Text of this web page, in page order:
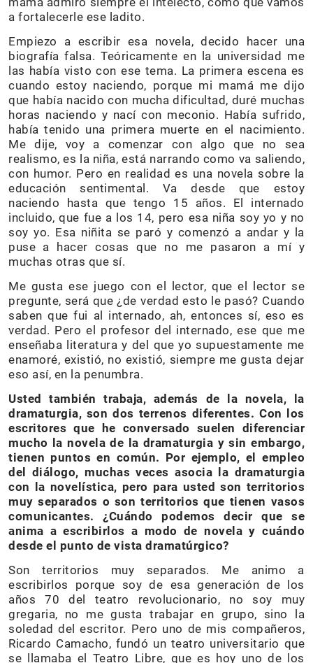
a fortalecerle ese ladito.
Empiezo a escribir esa novela, decido hacer una
biografía falsa. Teóricamente en la universidad me
las había visto con ese tema. La primera escena es
cuando estoy naciendo, porque mi mamá me dijo
que había nacido con mucha dificultad, duré muchas
horas naciendo y nací con meconio. Había sufrido,
había tenido una primera muerte en el nacimiento.
Me dije, voy a comenzar con algo que no sea
realismo, es la niña, está narrando como va saliendo,
con humor. Pero en realidad es una novela sobre la
educación sentimental. Va desde que estoy
naciendo hasta que tengo 15 años. El internado
incluido, que fue a los 14, pero esa niña soy yo y no
soy yo. Esa niñita se paró y comenzó a andar y la
puse a hacer cosas que no me pasaron a mí y
muchas otras que sí.
Me gusta ese juego con el lector, que el lector se
pregunte, será que ¿de verdad esto le pasó? Cuando
saben que fui al internado, ah, entonces sí, eso es
verdad. Pero el profesor del internado, ese que me
enseñaba literatura y del que yo supuestamente me
enamoré, existió, no existió, siempre me gusta dejar
eso así, en la penumbra.
Usted también trabaja, además de la novela, la
dramaturgia, son dos terrenos diferentes. Con los
escritores que he conversado suelen diferenciar
mucho la novela de la dramaturgia y sin embargo,
tienen puntos en común. Por ejemplo, el empleo
del diálogo, muchas veces asocia la dramaturgia
con la novelística, pero para usted son territorios
muy separados o son territorios que tienen vasos
comunicantes. ¿Cuándo podemos decir que se
anima a escribirlos a modo de novela y cuándo
desde el punto de vista dramatúrgico?
Son territorios muy separados. Me animo a
escribirlos porque soy de esa generación de los
años 70 del teatro revolucionario, no soy muy
gregaria, no me gusta trabajar en grupo, sino la
soledad del escritor. Pero uno de mis compañeros,
Ricardo Camacho, fundó un teatro universitario que
se llamaba el Teatro Libre, que es hoy uno de los